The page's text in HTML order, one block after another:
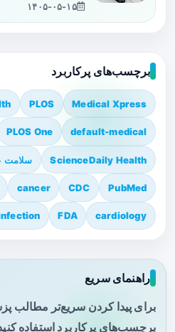
۱۴۰۵-۰۵-۱۵
برچسب‌های پرکاربرد
Medical Xpress
PLOS
default-medical
PLOS One
ScienceDaily Health سلامت
PubMed
CDC
cancer
cardiology
FDA
راهنمای سریع
برای پیدا کردن سریع‌تر مطالب
برچسب‌های پرکاربرد استفاده